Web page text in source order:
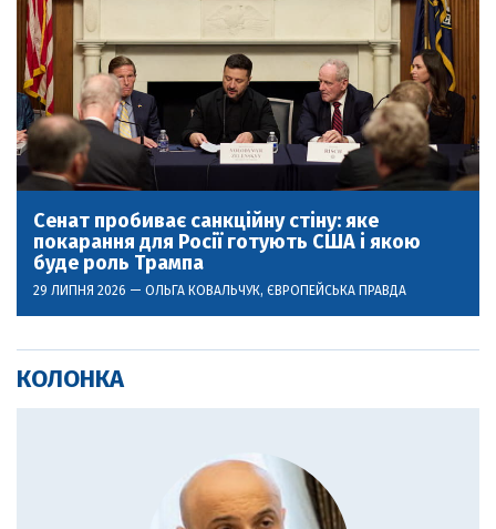
Сенат пробиває санкційну стіну: яке
покарання для Росії готують США і якою
буде роль Трампа
29 ЛИПНЯ 2026 — ОЛЬГА КОВАЛЬЧУК, ЄВРОПЕЙСЬКА ПРАВДА
КОЛОНКА